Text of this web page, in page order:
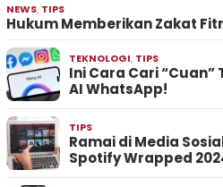
NEWS, TIPS
Hukum Memberikan Zakat
TEKNOLOGI, TIPS
Ini Cara Cari
AI WhatsApp!
TIPS
Ramai di Media
Spotify Wrapped